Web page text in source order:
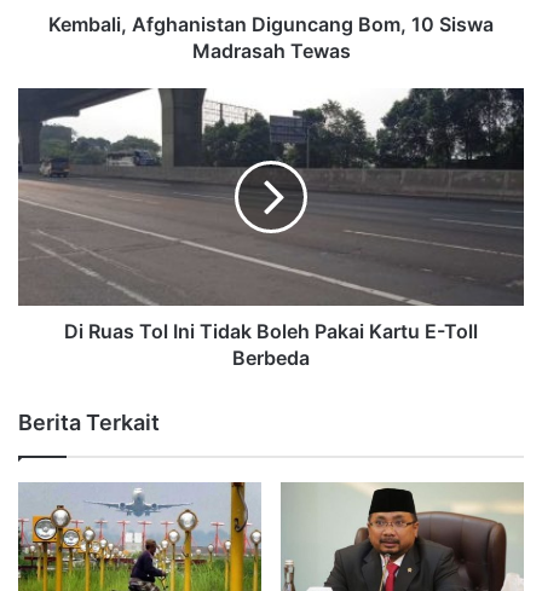
Kembali, Afghanistan Diguncang Bom, 10 Siswa
Madrasah Tewas
Di Ruas Tol Ini Tidak Boleh Pakai Kartu E-Toll
Berbeda
Berita Terkait